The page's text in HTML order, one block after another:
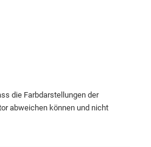
die Farbdarstellungen der
abweichen können und nicht